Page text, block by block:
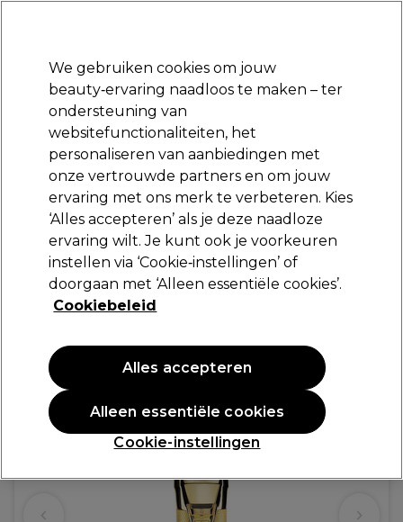
Aanmelden
Merken Deals Haar Elektra
Volgende dag geleverd*
Na verzending, maandag t/m vrijdag
BaByliss PRO
BaByliss PRO 4 Artists Skeleton Trimmer Gold
FX FX7870GE
(0
We gebruiken cookies om jouw
beauty‑ervaring naadloos te maken – ter
ondersteuning van
websitefunctionaliteiten, het
personaliseren van aanbiedingen met
onze vertrouwde partners en om jouw
ervaring met ons merk te verbeteren. Kies
‘Alles accepteren’ als je deze naadloze
ervaring wilt. Je kunt ook je voorkeuren
instellen via ‘Cookie‑instellingen’ of
doorgaan met ‘Alleen essentiële cookies’.
Cookiebeleid
Cookie-instellingen
Alleen essentiële cookies
Alles accepteren